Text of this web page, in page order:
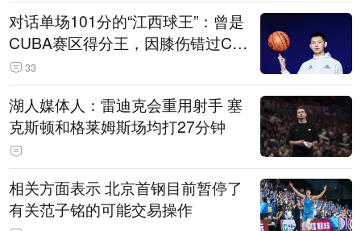
对话单场101分的“江西球王”：曾是
CUBA赛区得分王，因膝伤错过CB
A选秀
33
湖人媒体人：雷迪克会重用射手 塞
克斯顿和格莱姆斯场均打27分钟
相关方面表示 北京首钢目前暂停了
有关范子铭的可能交易操作